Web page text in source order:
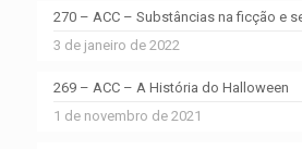
270 – ACC – Substâncias na ficção e
3 de janeiro de 2022
269 – ACC – A História do Halloween
1 de novembro de 2021